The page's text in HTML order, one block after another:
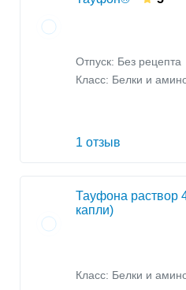
Отпуск: Без рецепта
Класс: Белки и
1 отзыв
Тауфона раствор
капли)
Класс: Белки и